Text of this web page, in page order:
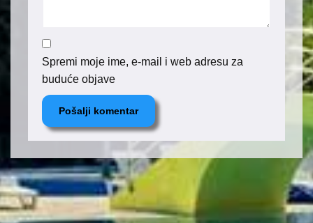
Spremi moje ime, e-mail i web adresu za
buduće objave